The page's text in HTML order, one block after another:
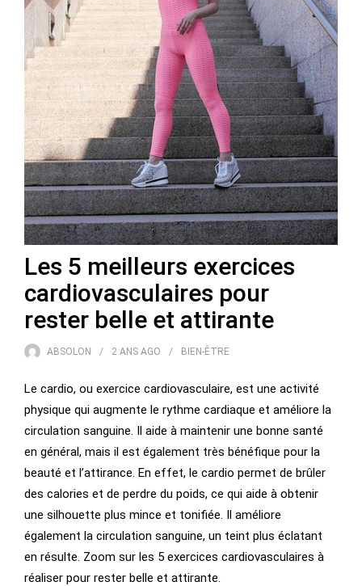
Les 5 meilleurs exercices
cardiovasculaires pour
rester belle et attirante
ABSOLON 2 ANS AGO BIEN-ÊTRE
Le cardio, ou exercice cardiovasculaire, est une activité
physique qui augmente le rythme cardiaque et améliore la
circulation sanguine. Il aide à maintenir une bonne santé
en général, mais il est également très bénéfique pour la
beauté et l’attirance. En effet, le cardio permet de brûler
des calories et de perdre du poids, ce qui aide à obtenir
une silhouette plus mince et tonifiée. Il améliore
également la circulation sanguine, un teint plus éclatant
en résulte. Zoom sur les 5 exercices cardiovasculaires à
réaliser pour rester belle et attirante.